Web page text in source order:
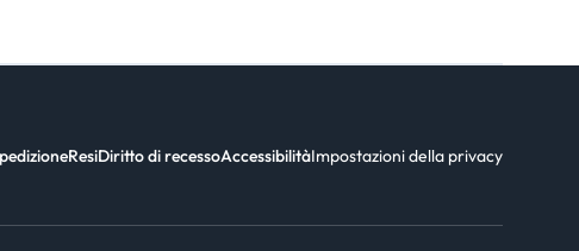
ResiDiritto di recessoAccessibilitàImpostazioni della privacy